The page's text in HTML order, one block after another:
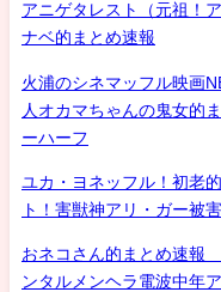
アニゲタレスト（元祖！
ナベ的まとめ速報
火浦のシネマッフル映画
人オカマちゃんの鬼女的
ーハーフ
ユカ・ヨネッフル！初老
ト！害獣神アリ・ガー被
おネコさん的まとめ速報
ンタルメンヘラ電波中年